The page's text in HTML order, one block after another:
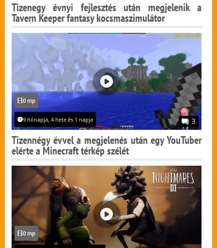
Tizenegy évnyi fejlesztés után megjelenik a
Tavern Keeper fantasy kocsmaszimulátor
0 mp
9 hónapja, 4 hete és 1 napja 3
Tizennégy évvel a megjelenés után egy YouTuber
elérte a Minecraft térkép szélét
0 mp